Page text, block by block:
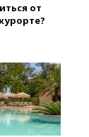
дороже
76-ю
от